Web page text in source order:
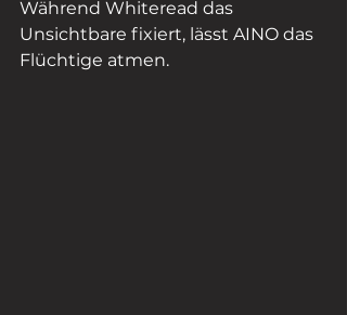
Während Whiteread das
Unsichtbare fixiert, lässt AINO das
Flüchtige atmen.